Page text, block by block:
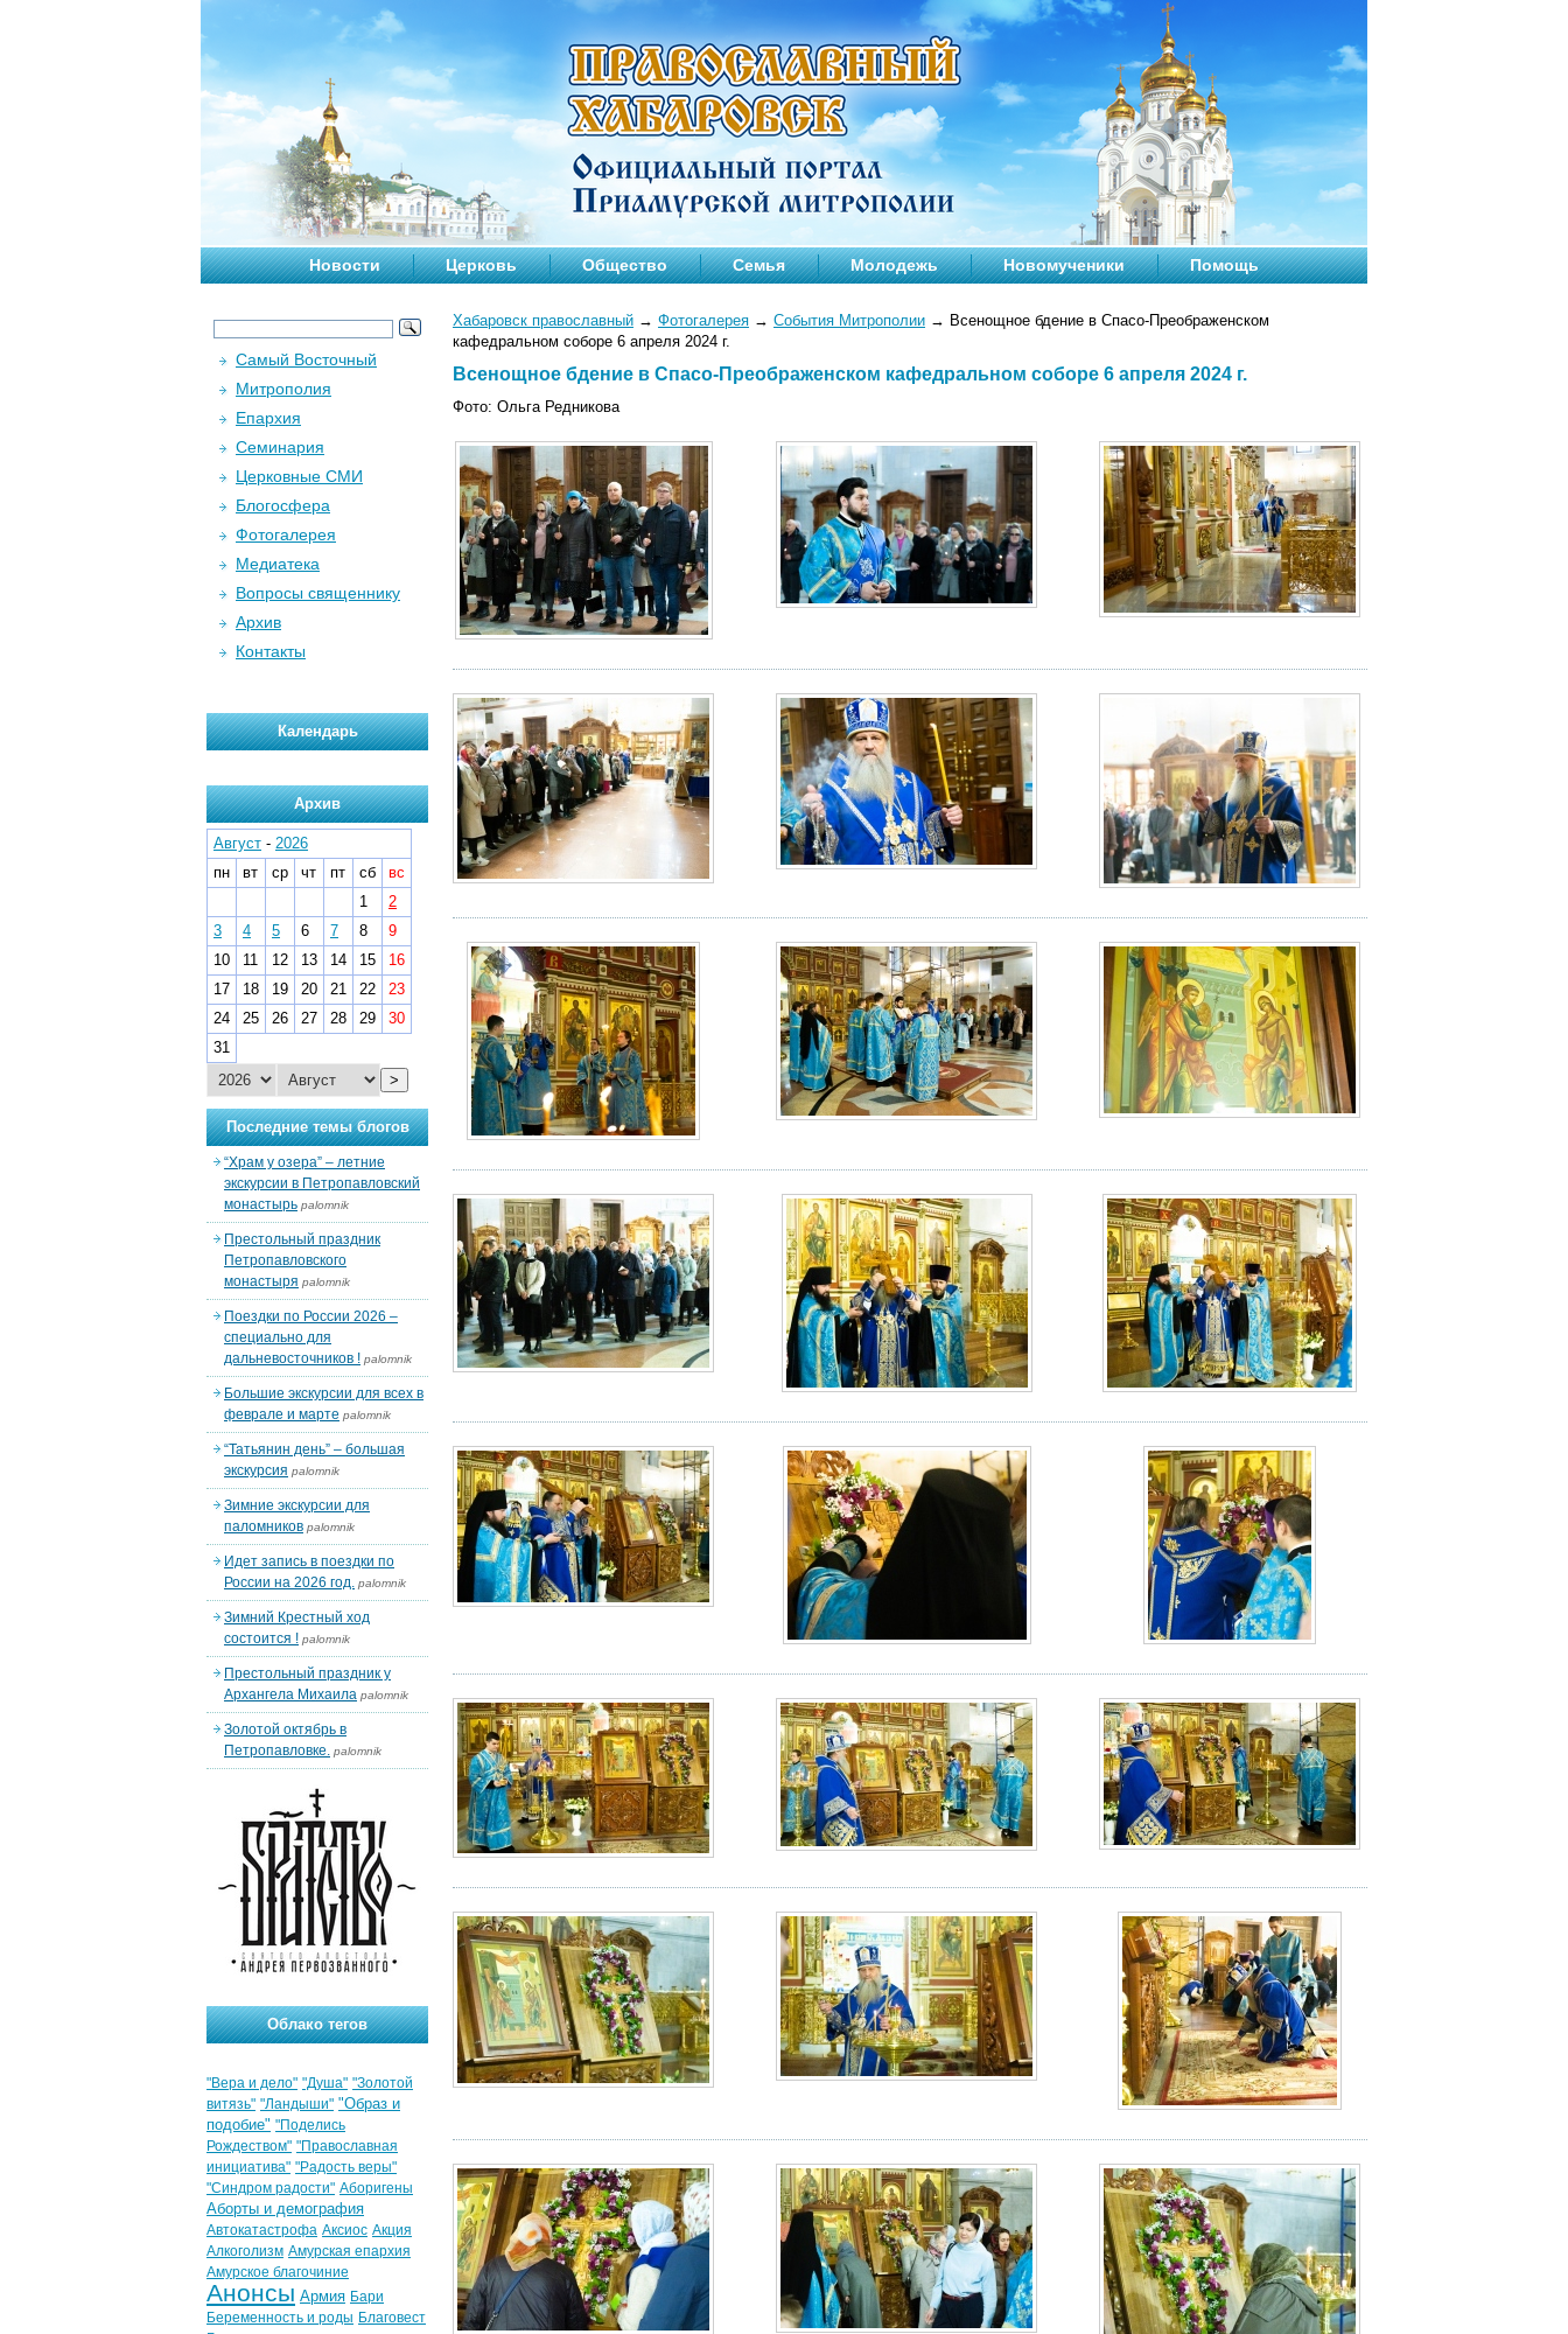
Новости Церковь Общество Семья Молодежь Новомученики Помощь
Хабаровск православный → Фотогалерея → События Митрополии → Всенощное бдение в Спасо-Преображенском
кафедральном соборе 6 апреля 2024 г.
Всенощное бдение в Спасо-Преображенском кафедральном соборе 6 апреля 2024 г.
Фото: Ольга Редникова
Самый Восточный
Митрополия
Епархия
Семинария
Церковные СМИ
Блогосфера
Фотогалерея
Медиатека
Вопросы священнику
Архив
Контакты
Календарь
Архив
Август - 2026
пн
вт ср чт пт сб
вс
1
2
3
4 5 6 7 8
9
10
11 12 13 14 15
16
17
18 19 20 21 22
23
24
25 26 27 28 29
30
31
>
Последние темы блогов
“Храм у озера” – летние
экскурсии в Петропавловский
монастырь palomnik
Престольный праздник
Петропавловского
монастыря palomnik
Поездки по России 2026 –
специально для
дальневосточников ! palomnik
Большие экскурсии для всех в
феврале и марте palomnik
“Татьянин день” – большая
экскурсия palomnik
Зимние экскурсии для
паломников palomnik
Идет запись в поездки по
России на 2026 год. palomnik
Зимний Крестный ход
состоится ! palomnik
Престольный праздник у
Архангела Михаила palomnik
Золотой октябрь в
Петропавловке. palomnik
Облако тегов
"Вера и дело" "Душа" "Золотой
витязь" "Ландыши" "Образ и
подобие" "Поделись
Рождеством" "Православная
инициатива" "Радость веры"
"Синдром радости" Аборигены
Аборты и демография
Автокатастрофа Аксиос Акция
Алкоголизм Амурская епархия
Амурское благочиние
Анонсы Армия Бари
Беременность и роды Благовест